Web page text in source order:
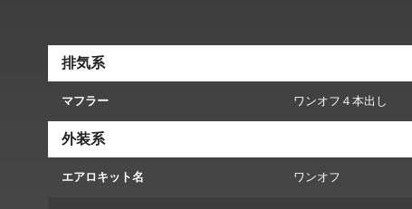
排気系
マフラー ワンオフ４本出し
外装系
エアロキット名 ワンオフ